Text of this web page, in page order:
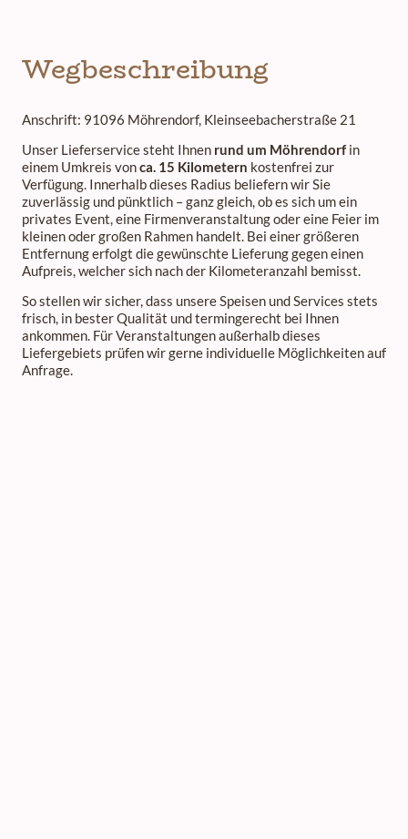
Wegbeschreibung
Anschrift: 91096 Möhrendorf, Kleinseebacherstraße 21
Unser Lieferservice steht Ihnen rund um Möhrendorfin
einem Umkreis vonca. 15 Kilometern kostenfrei zur
Verfügung. Innerhalb dieses Radius beliefern wir Sie
zuverlässig und pünktlich – ganz gleich, ob es sich um ein
privates Event, eine Firmenveranstaltung oder eine Feier im
kleinen oder großen Rahmen handelt. Bei einer größeren
Entfernung erfolgt die gewünschte Lieferung gegen einen
Aufpreis, welcher sich nach der Kilometeranzahl bemisst.
So stellen wir sicher, dass unsere Speisen und Services stets
frisch, in bester Qualität und termingerecht bei Ihnen
ankommen. Für Veranstaltungen außerhalb dieses
Liefergebiets prüfen wir gerne individuelle Möglichkeiten auf
Anfrage.